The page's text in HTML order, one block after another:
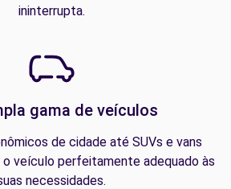
ininterrupta.
gama de veículos
de cidade até SUVs e vans
veículo perfeitamente adequado às
necessidades.